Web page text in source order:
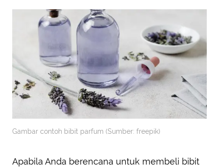
Gambar contoh bibit parfum (Sumber: freepik)
Apabila Anda berencana untuk membeli bibit